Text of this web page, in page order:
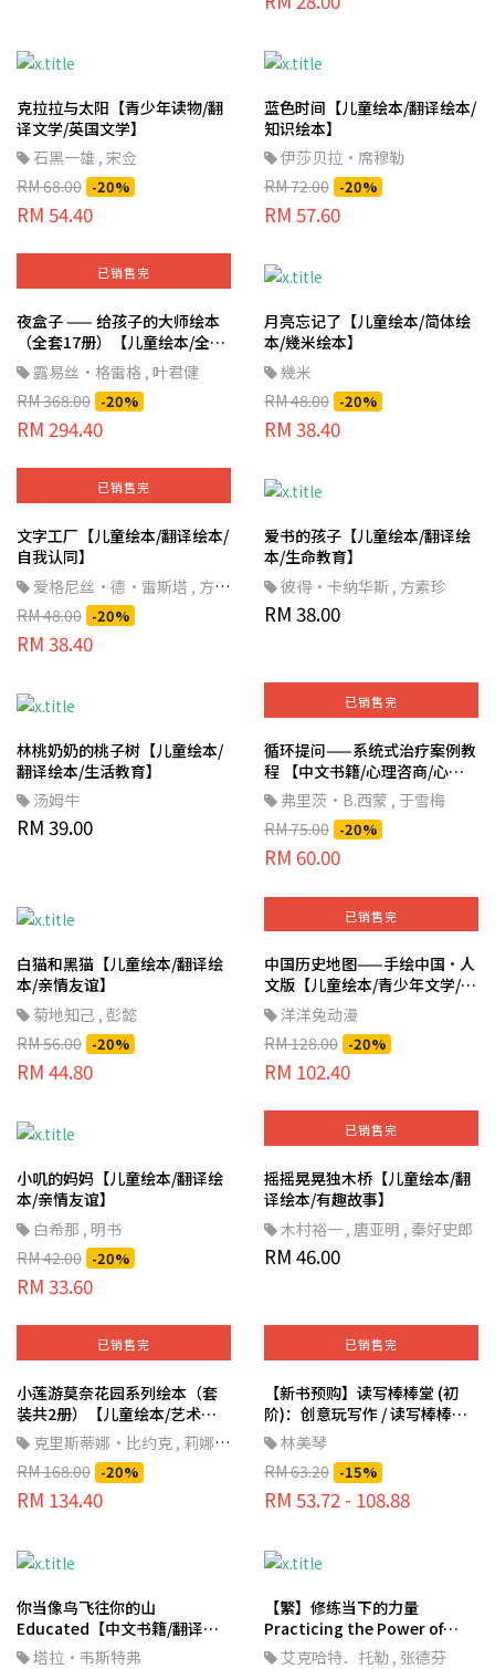
克拉拉与太阳【青少年读物/翻
译文学/英国文学】
石黑一雄 , 宋佥
RM 68.00 -20%
RM 54.40
蓝色时间【儿童绘本/翻译绘本/
知识绘本】
伊莎贝拉·席穆勒
RM 72.00 -20%
RM 57.60
已销售完
夜盒子 —— 给孩子的大师绘本
（全套17册）【儿童绘本/全套
绘本/童话故事】
露易丝·格雷格 , 叶君健
RM 368.00 -20%
RM 294.40
月亮忘记了【儿童绘本/简体绘
本/幾米绘本】
幾米
RM 48.00 -20%
RM 38.40
已销售完
文字工厂【儿童绘本/翻译绘本/
自我认同】
爱格尼丝·德·雷斯塔 , 方素
珍
RM 48.00 -20%
RM 38.40
爱书的孩子【儿童绘本/翻译绘
本/生命教育】
彼得‧卡纳华斯 , 方素珍
RM 38.00
林桃奶奶的桃子树【儿童绘本/
翻译绘本/生活教育】
汤姆牛
RM 39.00
已销售完
循环提问——系统式治疗案例教
程 【中文书籍/心理咨商/心理
治疗】
弗里茨·B.西蒙 , 于雪梅
RM 75.00 -20%
RM 60.00
白猫和黑猫【儿童绘本/翻译绘
本/亲情友谊】
菊地知己 , 彭懿
RM 56.00 -20%
RM 44.80
已销售完
中国历史地图——手绘中国·人
文版【儿童绘本/青少年文学/历
史地理】
洋洋兔动漫
RM 128.00 -20%
RM 102.40
小叽的妈妈【儿童绘本/翻译绘
本/亲情友谊】
白希那 , 明书
RM 42.00 -20%
RM 33.60
已销售完
摇摇晃晃独木桥【儿童绘本/翻
译绘本/有趣故事】
木村裕一 , 唐亚明 , 秦好史郎
RM 46.00
已销售完
小莲游莫奈花园系列绘本（套
装共2册）【儿童绘本/艺术设
计/画家文集】
克里斯蒂娜·比约克 , 莉娜·
安德森
RM 168.00 -20%
RM 134.40
已销售完
【新书预购】读写棒棒堂 (初
阶)：创意玩写作 / 读写棒棒堂
(中阶)：从阅读达人到写作高手
/ 读写棒棒堂 (初阶+中阶）套书
林美琴
RM 63.20 -15%
RM 53.72 - 108.88
你当像鸟飞往你的山
Educated【中文书籍/翻译文
学/美洲文学】
塔拉·韦斯特弗
【繁】修练当下的力量
Practicing the Power of
Now: Essential Teachings,
艾克哈特．托勒 , 张德芬